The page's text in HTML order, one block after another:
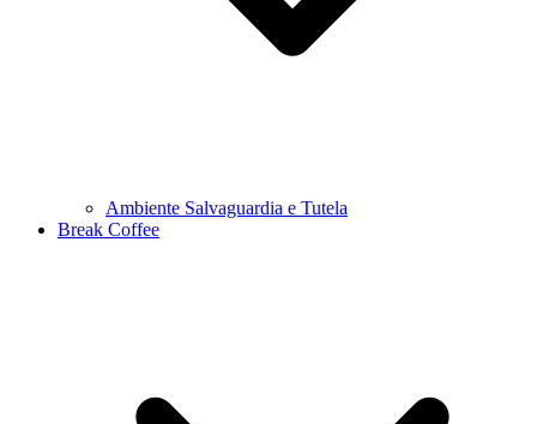
Ambiente Salvaguardia e Tutela
Break Coffee